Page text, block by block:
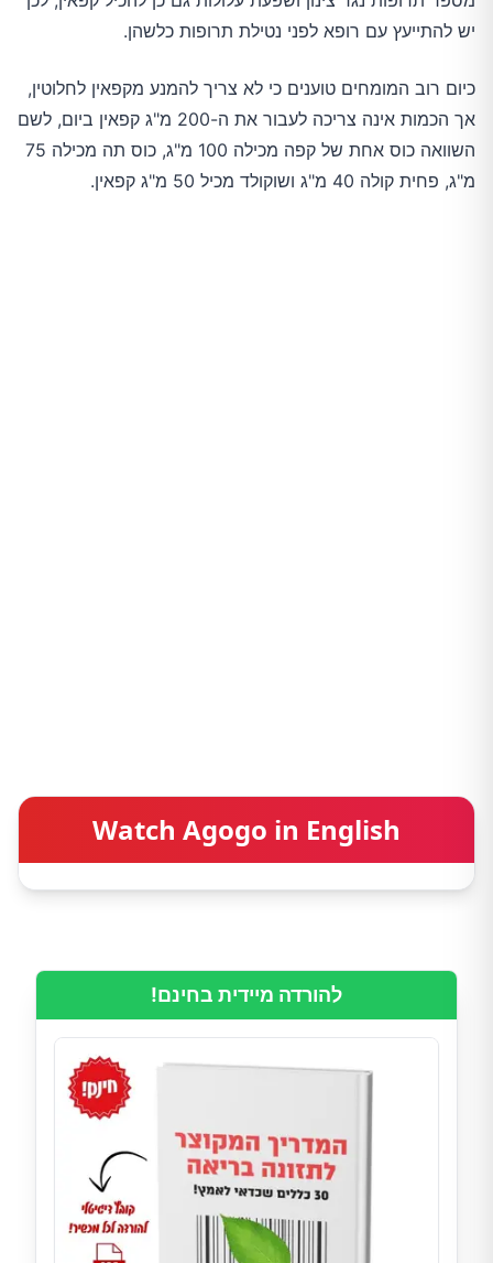
יש להתייעץ עם רופא לפני נטילת תרופות כלשהן.
כיום רוב המומחים טוענים כי לא צריך להמנע מקפאין לחלוטין,
אך הכמות אינה צריכה לעבור את ה-200 מ"ג קפאין ביום, לשם
השוואה כוס אחת של קפה מכילה 100 מ"ג, כוס תה מכילה 75
מ"ג, פחית קולה 40 מ"ג ושוקולד מכיל 50 מ"ג קפאין.
Watch Agogo in English
להורדה מיידית בחינם!